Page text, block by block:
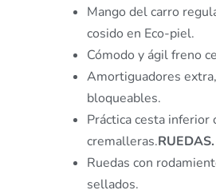
Mango del carro
cosido en Eco-piel.
Cómodo y ágil freno
Amortiguadores
bloqueables.
Práctica cesta inferior
cremalleras.RUEDAS.
Ruedas con
sellados.